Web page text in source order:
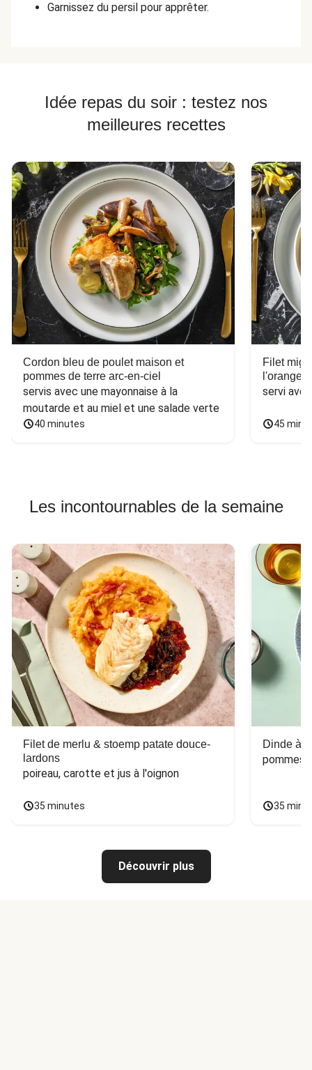
Garnissez du persil pour apprêter.
Idée repas du soir : testez nos
meilleures recettes
Cordon bleu de poulet maison et
pommes de terre arc-en-ciel
servis avec une mayonnaise à la
moutarde et au miel et une salade verte
40 minutes
Filet
l'orange
servi
45
Les incontournables de la semaine
Filet de merlu & stoemp patate douce-
lardons
poireau, carotte et jus à l'oignon
35 minutes
Dinde à
pommes
35
Découvrir plus